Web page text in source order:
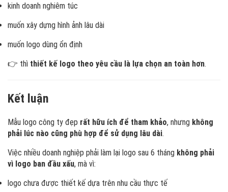
kinh doanh nghiêm túc
muốn xây dựng hình ảnh lâu dài
muốn logo dùng ổn định
👉 thì thiết kế logo theo yêu cầu là lựa chọn an toàn hơn.
Kết luận
Mẫu logo công ty đẹp rất hữu ích để tham khảo, nhưng không
phải lúc nào cũng phù hợp để sử dụng lâu dài.
Việc nhiều doanh nghiệp phải làm lại logo sau 6 tháng không phải
vì logo ban đầu xấu, mà vì:
logo chưa được thiết kế dựa trên nhu cầu thực tế